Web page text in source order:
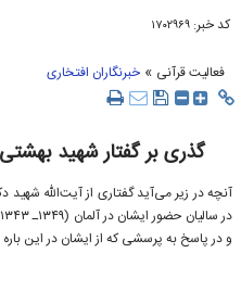
کد خبر: ۱۷۰۲۹۶۹
فعالیت قرآنی » خبرنگاران افتخاری
گذری بر گفتار شهيد
آنچه در زير می‌آيد گفتاری از آيت‌الله
و در پاسخ به پرسشی كه از ايشان در اين